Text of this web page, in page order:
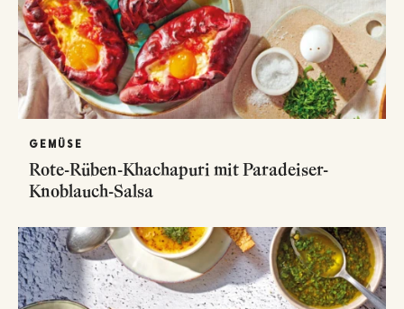
GEMÜSE
Rote-Rüben-Khachapuri mit Paradeiser-
Knoblauch-Salsa